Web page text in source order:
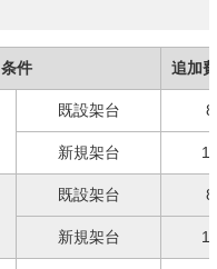
条件 追加
既設架台
新規架台
既設架台
新規架台